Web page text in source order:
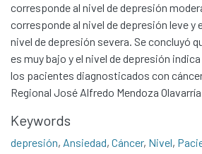
corresponde al nivel de depresión
corresponde al nivel de depresión leve y
nivel de depresión severa. Se concluyó
es muy bajo y el nivel de depresión
los pacientes diagnosticados con
Regional José Alfredo Mendoza
Keywords
depresión, Ansiedad, Cáncer, Nivel,